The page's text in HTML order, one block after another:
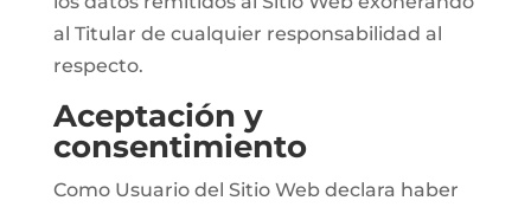
al Titular de cualquier responsabilidad al
respecto.
Aceptación y
consentimiento
Como Usuario del Sitio Web declara haber